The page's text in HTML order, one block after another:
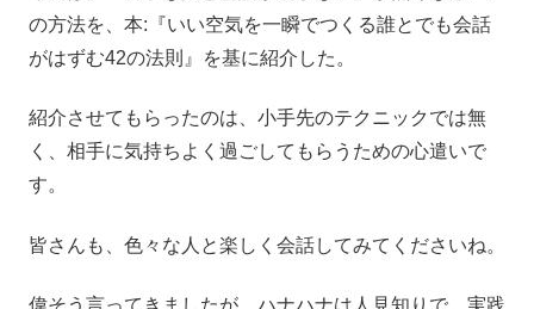
の方法を、本:『いい空気を一瞬でつくる誰とでも会話
がはずむ42の法則』を基に紹介した。
紹介させてもらったのは、小手先のテクニックでは無
く、相手に気持ちよく過ごしてもらうための心遣いで
す。
皆さんも、色々な人と楽しく会話してみてくださいね。
偉そう言ってきましたが、ハナハナは人見知りで、実践